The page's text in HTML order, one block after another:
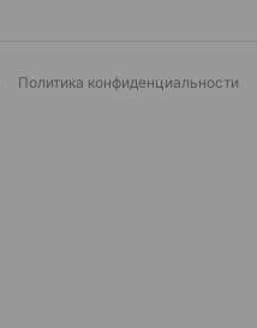
Политика конфиденциальности